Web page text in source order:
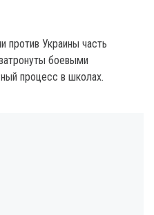
против Украины часть
боевыми
процесс в школах.